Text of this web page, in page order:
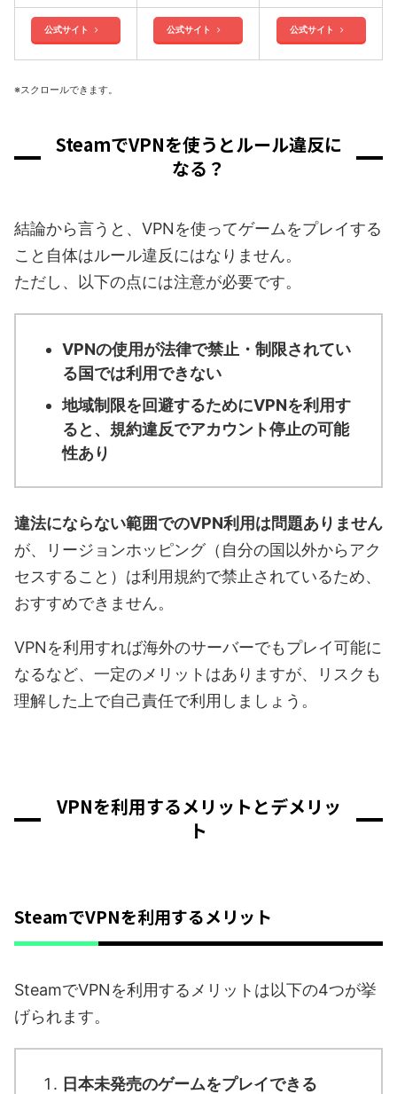
公式サイト 公式サイト 公式サイト
※スクロールできます。
SteamでVPNを使うとルール違反に
なる？
結論から言うと、VPNを使ってゲームをプレイする
こと自体はルール違反にはなりません。
ただし、以下の点には注意が必要です。
VPNの使用が法律で禁止・制限されてい
る国では利用できない
地域制限を回避するためにVPNを利用す
ると、規約違反でアカウント停止の可能
性あり
違法にならない範囲でのVPN利用は問題ありません
が、リージョンホッピング（自分の国以外からアク
セスすること）は利用規約で禁止されているため、
おすすめできません。
VPNを利用すれば海外のサーバーでもプレイ可能に
なるなど、一定のメリットはありますが、リスクも
理解した上で自己責任で利用しましょう。
VPNを利用するメリットとデメリッ
ト
SteamでVPNを利用するメリット
SteamでVPNを利用するメリットは以下の4つが挙
げられます。
日本未発売のゲームをプレイできる